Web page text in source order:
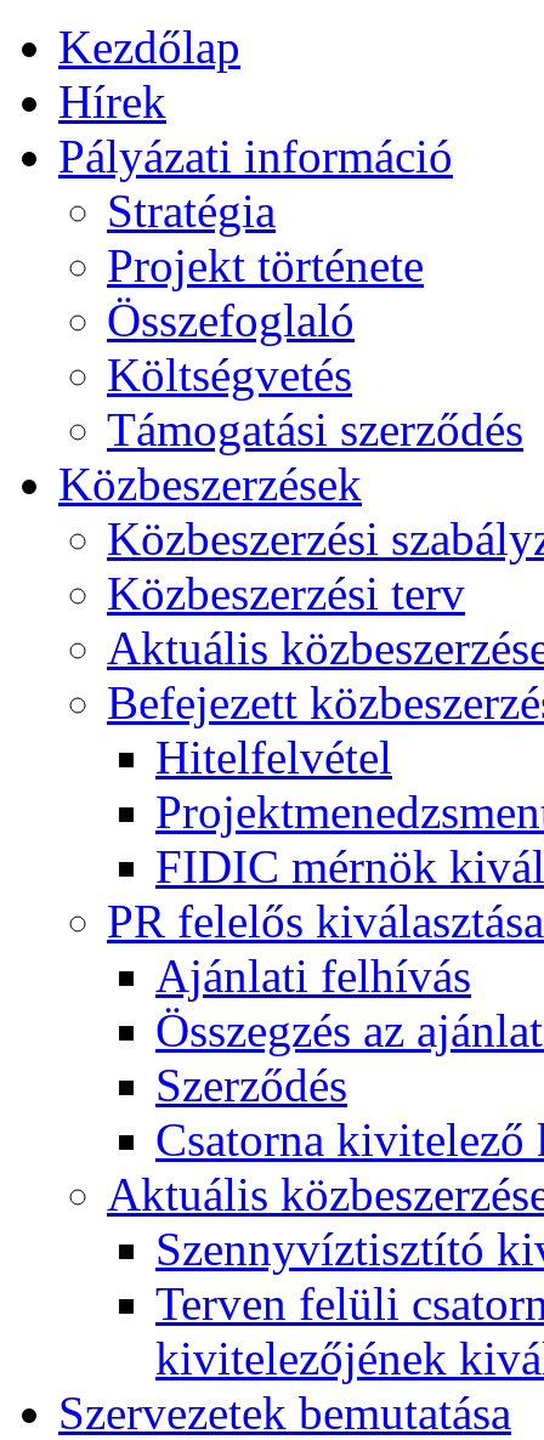
Kezdőlap
Hírek
Pályázati információ
Stratégia
Projekt története
Összefoglaló
Költségvetés
Támogatási szerződés
Közbeszerzések
Közbeszerzési
Közbeszerzési terv
Aktuális
Befejezett
Hitelfelvétel
FIDIC mérnök
PR felelős kiválasztása
Ajánlati felhívás
Összegzés az
Szerződés
Csatorna kivitelező
Aktuális
Szennyvíztisztító
Terven felüli
kivitelezőjének
Szervezetek bemutatása